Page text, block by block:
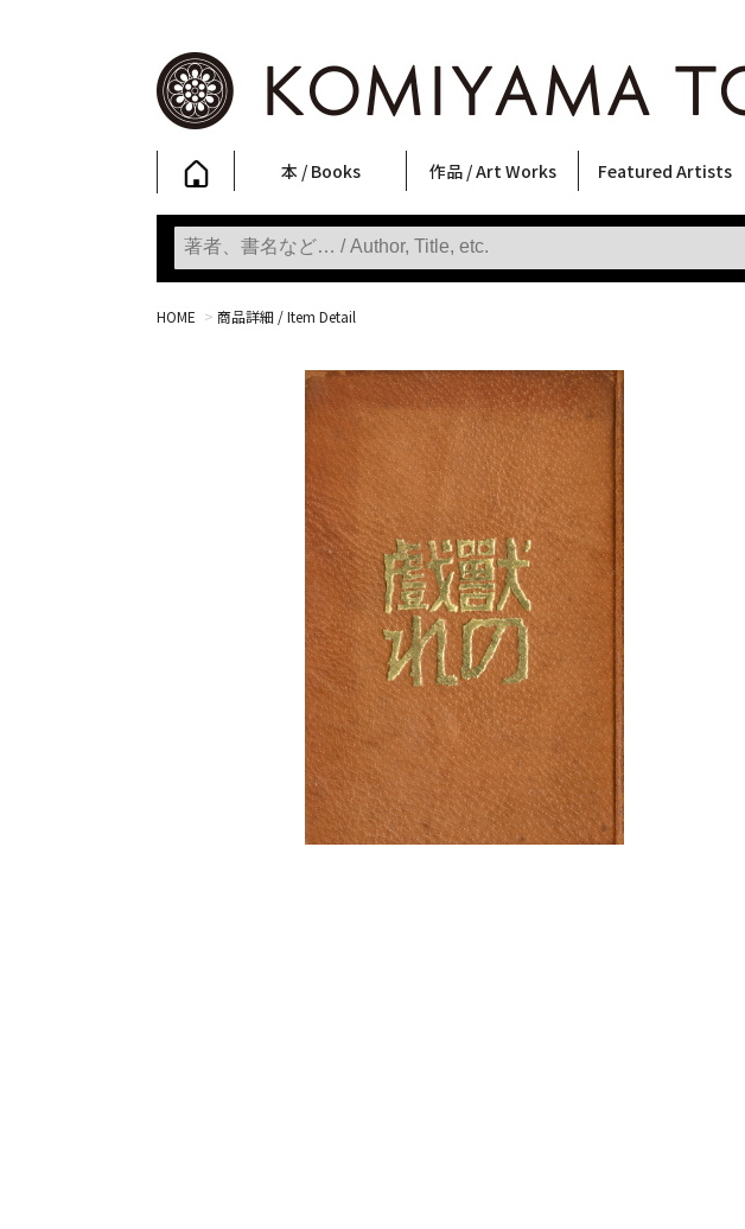
本 / Books
写真集
Photobooks
ファッション
Fashion
アート / 美術
Art
文学・人文
Literature & Humanities
日本文化
Japanese Culture
新刊
New Books
SALE
SALE
作品 / Art Works
フォトグラフィー
Photography
ポスター
Posters
ストリートアート
Street Art
立体・その他
Sculptures / etc
アートワークス
Art Works
Primary Artworks
KOMIYAMA TOKYO ART LABEL
版画
Prints
Featured Artists
稲嶺啓一(東風終)
村田言恵
丸岡和吾
Rico Casella
キム・ロートン
菅谷晋一
柴田亜美
内藤啓介
CHRIS
三島由紀夫
横尾忠則
須藤昌人
林月光
秋赤音
大類信
森山大道
COOKIE
天野タケル
大西洋介
北島敬三
内藤ルネ
佐伯俊男
春川ナミオ
三島剛
二本木里美
HOME > 商品詳細 / Item Detail